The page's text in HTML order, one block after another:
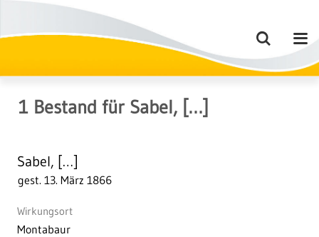
1 Bestand für Sabel, […]
Sabel, […]
gest. 13. März 1866
Wirkungsort
Montabaur